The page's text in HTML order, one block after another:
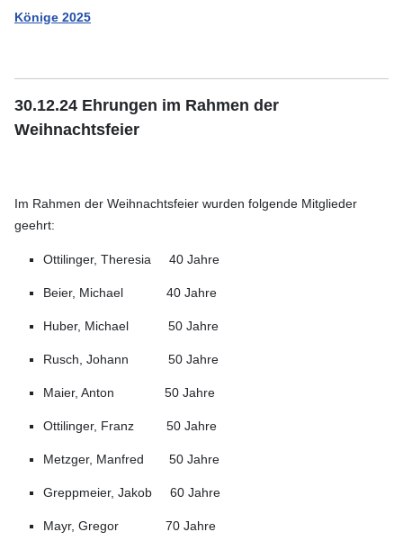
Könige 2025
30.12.24 Ehrungen im Rahmen der
Weihnachtsfeier
Im Rahmen der Weihnachtsfeier wurden folgende Mitglieder
geehrt:
Ottilinger, Theresia 40 Jahre
Beier, Michael 40 Jahre
Huber, Michael 50 Jahre
Rusch, Johann 50 Jahre
Maier, Anton 50 Jahre
Ottilinger, Franz 50 Jahre
Metzger, Manfred 50 Jahre
Greppmeier, Jakob 60 Jahre
Mayr, Gregor 70 Jahre